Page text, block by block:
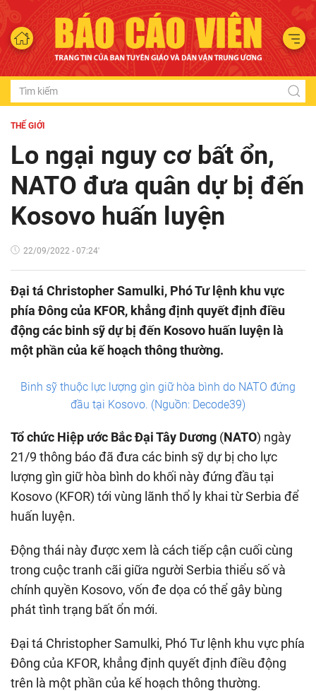
THẾ GIỚI
Lo ngại nguy cơ bất ổn,
NATO đưa quân dự bị đến
Kosovo huấn luyện
22/09/2022 - 07:24'
Đại tá Christopher Samulki, Phó Tư lệnh khu vực
phía Đông của KFOR, khẳng định quyết định điều
động các binh sỹ dự bị đến Kosovo huấn luyện là
một phần của kế hoạch thông thường.
Binh sỹ thuộc lực lượng gìn giữ hòa bình do NATO đứng
đầu tại Kosovo. (Nguồn: Decode39)
Tổ chức Hiệp ước Bắc Đại Tây Dương (NATO) ngày
21/9 thông báo đã đưa các binh sỹ dự bị cho lực
lượng gìn giữ hòa bình do khối này đứng đầu tại
Kosovo (KFOR) tới vùng lãnh thổ ly khai từ Serbia để
huấn luyện.
Động thái này được xem là cách tiếp cận cuối cùng
trong cuộc tranh cãi giữa người Serbia thiểu số và
chính quyền Kosovo, vốn đe dọa có thể gây bùng
phát tình trạng bất ổn mới.
Đại tá Christopher Samulki, Phó Tư lệnh khu vực phía
Đông của KFOR, khẳng định quyết định điều động
trên là một phần của kế hoạch thông thường.